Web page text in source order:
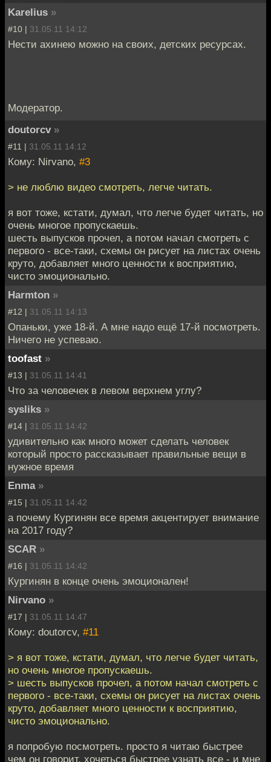
Karelius »
#10 | 31.05.11 14:12
Нести ахинею можно на своих, детских ресурсах.
Модератор.
doutorcv »
#11 | 31.05.11 14:12
Кому: Nirvano, #3
> не люблю видео смотреть, легче читать.
я вот тоже, кстати, думал, что легче будет читать, но
очень многое пропускаешь.
шесть выпусков прочел, а потом начал смотреть с
первого - все-таки, схемы он рисует на листах очень
круто, добавляет много ценности к восприятию,
чисто эмоционально.
Harmton »
#12 | 31.05.11 14:13
Опаньки, уже 18-й. А мне надо ещё 17-й посмотреть.
Ничего не успеваю.
toofast »
#13 | 31.05.11 14:41
Что за человечек в левом верхнем углу?
sysliks »
#14 | 31.05.11 14:42
удивительно как много может сделать человек
который просто рассказывает правильные вещи в
нужное время
Enma »
#15 | 31.05.11 14:42
а почему Кургинян все время акцентирует внимание
на 2017 году?
SCAR »
#16 | 31.05.11 14:42
Кургинян в конце очень эмоционален!
Nirvano »
#17 | 31.05.11 14:47
Кому: doutorcv, #11
> я вот тоже, кстати, думал, что легче будет читать,
но очень многое пропускаешь.
> шесть выпусков прочел, а потом начал смотреть с
первого - все-таки, схемы он рисует на листах очень
круто, добавляет много ценности к восприятию,
чисто эмоционально.
я попробую посмотреть. просто я читаю быстрее
чем он говорит, хочеться быстрее узнать все - и мне